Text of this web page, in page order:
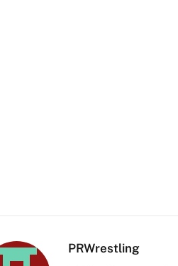
PRWrestling